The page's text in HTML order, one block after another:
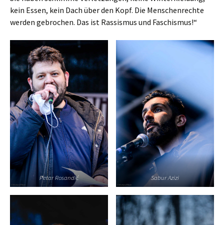
kein Essen, kein Dach über den Kopf. Die Menschenrechte
werden gebrochen. Das ist Rassismus und Faschismus!“
Petar Rosandić Sabur Azizi